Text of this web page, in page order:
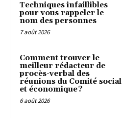
Techniques infaillibles
pour vous rappeler le
nom des personnes
7 août 2026
Comment trouver le
meilleur rédacteur de
procès-verbal des
réunions du Comité social
et économique ?
6 août 2026